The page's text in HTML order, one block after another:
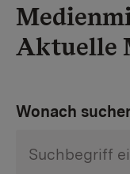
Aktuelle
Wonach